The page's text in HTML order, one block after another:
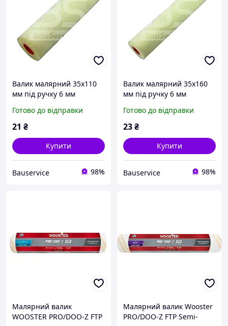
Валик малярний 35х110
мм під ручку 6 мм
Готово до відправки
21 ₴
Купити
Bauservice 98%
Валик малярний 35х160
мм під ручку 6 мм
Готово до відправки
23₴
Купити
Bauservice 98%
Малярний валик
WOOSTER PRO/DOO-Z FTP
Малярний валик Wooster
PRO/DOO-Z FTP Semi-